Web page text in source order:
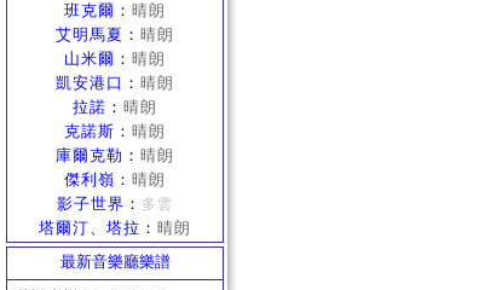
班克爾 ： 晴朗
艾明馬夏 ： 晴朗
山米爾 ： 晴朗
凱安港口 ： 晴朗
拉諾 ： 晴朗
克諾斯 ： 晴朗
庫爾克勒 ： 晴朗
傑利嶺 ： 晴朗
影子世界 ： 多雲
塔爾汀、塔拉 ： 晴朗
最新音樂廳樂譜